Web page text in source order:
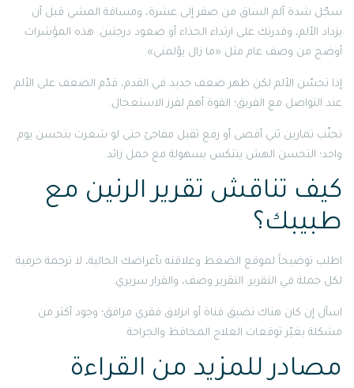
سجّل شدة ألم الساق من صفر إلى عشرة، ومسافة المشي قبل أن
يزداد الألم، وقدرتك على ارتداء الحذاء أو صعود درجتين. هذه المؤشرات
أوضح من وصف عام مثل «ما زال يؤلمني».
إذا تحسّن الألم لكن ظهر ضعف جديد في القدم، قدّم الضعف على الألم
عند التواصل مع الفريق؛ القوة أهم لفرز الاستعجال.
تجنّب تمارين ثني أقصى أو رفع ثقيل مفاجئ حتى لو شعرت بتحسن يوم
واحد؛ التحسن الهش ينتكس بسهولة مع حمل زائد.
كيف تناقش تقرير الرنين مع
طبيبك؟
اطلب توضيحاً لموقع الضغط وعلاقته بأعراضك الحالية، لا ترجمة حرفية
لكل جملة في التقرير. التقرير وصف، والقرار سريري.
اسأل إن كان هناك تضيق قناة أو انزلاق فقري مرافق؛ وجود أكثر من
مشكلة يغيّر توقعات العلاج المحافظ والجراحة.
مصادر للمزيد من القراءة